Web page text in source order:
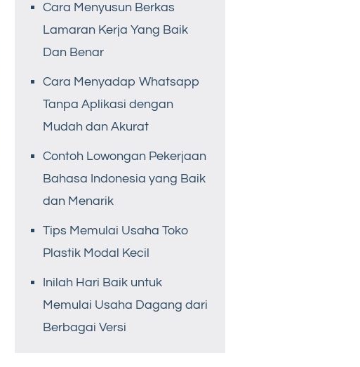
Cara Menyusun Berkas
Lamaran Kerja Yang Baik
Dan Benar
Cara Menyadap Whatsapp
Tanpa Aplikasi dengan
Mudah dan Akurat
Contoh Lowongan Pekerjaan
Bahasa Indonesia yang Baik
dan Menarik
Tips Memulai Usaha Toko
Plastik Modal Kecil
Inilah Hari Baik untuk
Memulai Usaha Dagang dari
Berbagai Versi